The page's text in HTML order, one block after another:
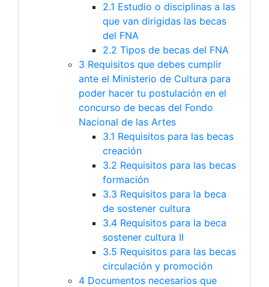
2.1 Estudio o disciplinas a las
que van dirigidas las becas
del FNA
2.2 Tipos de becas del FNA
3 Requisitos que debes cumplir
ante el Ministerio de Cultura para
poder hacer tu postulación en el
concurso de becas del Fondo
Nacional de las Artes
3.1 Requisitos para las becas
creación
3.2 Requisitos para las becas
formación
3.3 Requisitos para la beca
de sostener cultura
3.4 Requisitos para la beca
sostener cultura II
3.5 Requisitos para las becas
circulación y promoción
4 Documentos necesarios que